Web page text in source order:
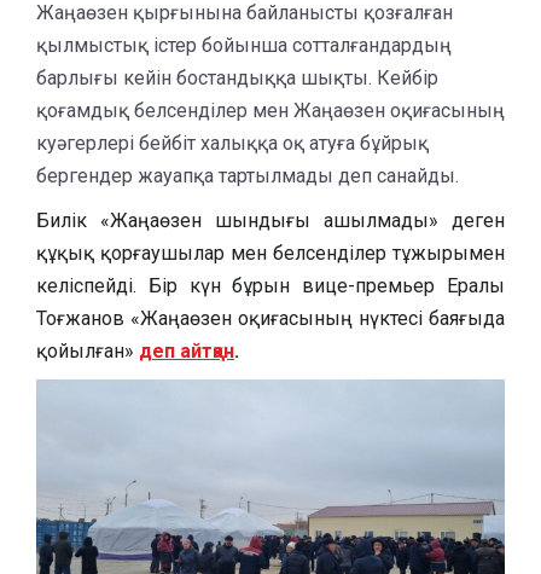
Жаңаөзен қырғынына байланысты қозғалған
қылмыстық істер бойынша сотталғандардың
барлығы кейін бостандыққа шықты. Кейбір
қоғамдық белсенділер мен Жаңаөзен оқиғасының
куәгерлері бейбіт халыққа оқ атуға бұйрық
бергендер жауапқа тартылмады деп санайды.
Билік «Жаңаөзен шындығы ашылмады» деген
құқық қорғаушылар мен белсенділер тұжырымен
келіспейді. Бір күн бұрын вице-премьер Ералы
Тоғжанов «Жаңаөзен оқиғасының нүктесі баяғыда
қойылған» деп айтқан.